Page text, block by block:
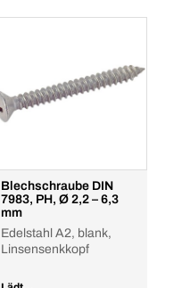
Blechschraube DIN
7983, PH, Ø 2,2 – 6,3
mm
Edelstahl A2, blank,
Linsensenkkopf